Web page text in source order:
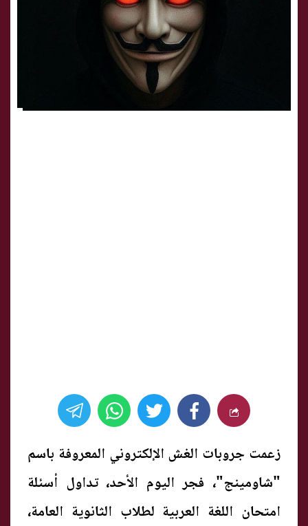
زعمت جروبات الغش الإلكتروني المعروفة باسم
"شاومينج"، فجر اليوم الأحد، تداول أسئلة
امتحان اللغة العربية لطلاب الثانوية العامة،